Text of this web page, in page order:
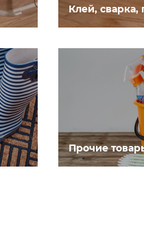
Клей, сварка,
Прочие